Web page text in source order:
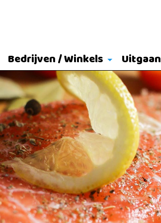
Bedrijven / Winkels Uitgaan